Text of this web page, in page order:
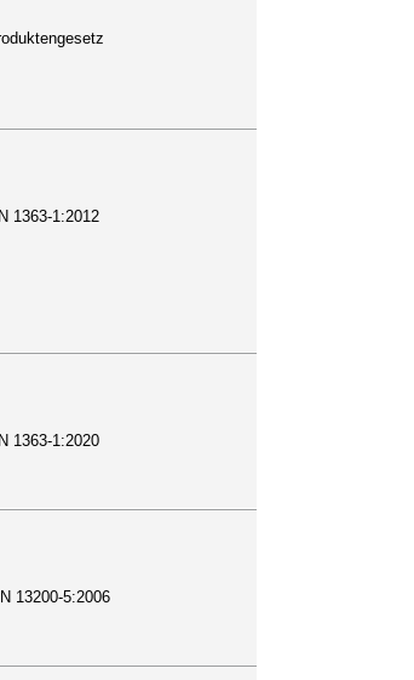
1363-1:2012
1363-1:2020
13200-5:2006